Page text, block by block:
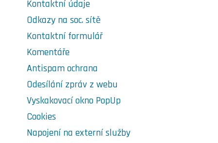
Kontaktní údaje
Odkazy na soc. sítě
Kontaktní formulář
Komentáře
Antispam ochrana
Odesílání zpráv z webu
Vyskakovací okno PopUp
Cookies
Napojení na externí služby